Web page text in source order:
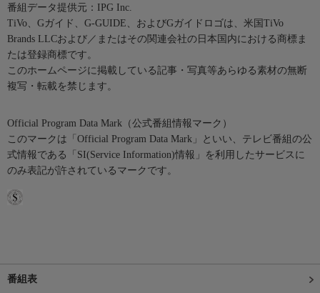
番組データ提供元：IPG Inc.
TiVo、Gガイド、G-GUIDE、およびGガイドロゴは、米国TiVo
Brands LLCおよび／またはその関連会社の日本国内における商標ま
たは登録商標です。
このホームページに掲載している記事・写真等あらゆる素材の無断
複写・転載を禁じます。
Official Program Data Mark（公式番組情報マーク）
このマークは「Official Program Data Mark」といい、テレビ番組の公
式情報である「SI(Service Information)情報」を利用したサービスに
のみ表記が許されているマークです。
番組表